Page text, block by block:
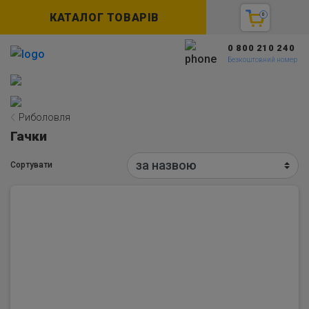
КАТАЛОГ ТОВАРІВ 0
0 800 210 240
Безкоштовний номер
Риболовля
Гачки
Сортувати